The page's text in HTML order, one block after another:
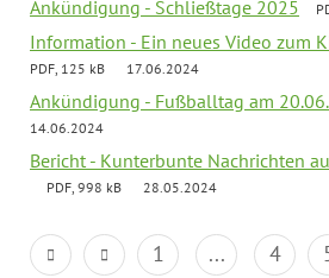
Ankündigung - Schließtage 2025
Information - Ein neues Video zum
PDF, 125 kB 17.06.2024
Ankündigung - Fußballtag am
14.06.2024
Bericht - Kunterbunte Nachrichten
PDF, 998 kB 28.05.2024
1 ... 4